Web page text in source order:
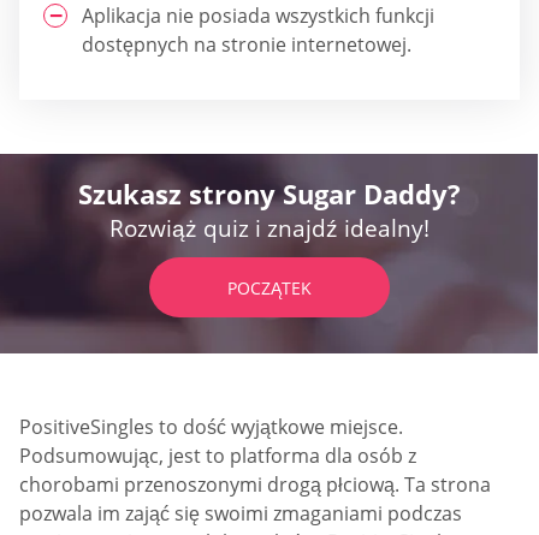
Aplikacja nie posiada wszystkich funkcji
dostępnych na stronie internetowej.
Szukasz strony Sugar Daddy?
Rozwiąż quiz i znajdź idealny!
POCZĄTEK
PositiveSingles to dość wyjątkowe miejsce.
Podsumowując, jest to platforma dla osób z
chorobami przenoszonymi drogą płciową. Ta strona
pozwala im zająć się swoimi zmaganiami podczas